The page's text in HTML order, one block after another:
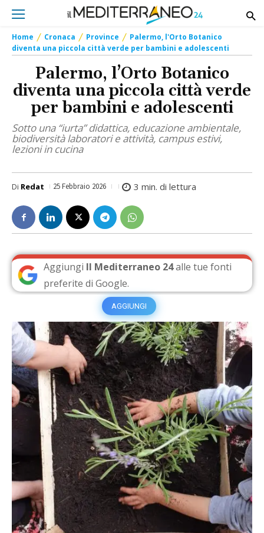
Home Cronaca Province
Palermo, l'Orto Botanico
diventa una piccola città verde per bambini e adolescenti
Palermo, l’Orto Botanico
diventa una piccola città verde
per bambini e adolescenti
Sotto una “iurta” didattica, educazione ambientale,
biodiversità laboratori e attività, campus estivi,
lezioni in cucina
Di Redat 25 Febbraio 2026 3 min. di lettura
Aggiungi Il Mediterraneo 24alle tue fonti
preferite di Google.
AGGIUNGI